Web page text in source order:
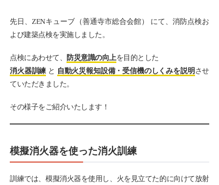
先日、ZENキューブ（善通寺市総合会館） にて、消防点検お
よび建築点検を実施しました。
点検にあわせて、 防災意識の向上を目的とした
消火器訓練 と 自動火災報知設備・受信機のしくみを説明 させ
ていただきました。
その様子をご紹介いたします！
模擬消火器を使った消火訓練
訓練では、模擬消火器を使用し、火を見立てた的に向けて放射